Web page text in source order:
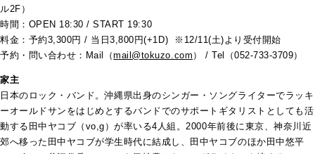
ル2F）
時間：OPEN 18:30 / START 19:30
料金：予約3,300円 / 当日3,800円(+1D) ※12/11(土)より受付開始
予約・問い合わせ：Mail（mail@tokuzo.com ） / Tel（052-733-3709）
家主
日本のロック・バンド。沖縄県出身のシンガー・ソングライターでラッキ
ーオールドサンをはじめとするバンドでのサポートギタリストとしても活
動する田中ヤコブ（vo,g）が率いる4人組。2000年前後に東京、神奈川近
郊へ移った田中ヤコブが学生時代に結成し、田中ヤコブのほか田中悠平